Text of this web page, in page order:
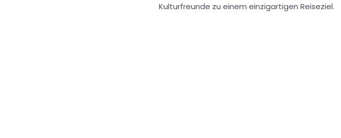
Kulturfreunde zu einem einzigartigen Reiseziel.